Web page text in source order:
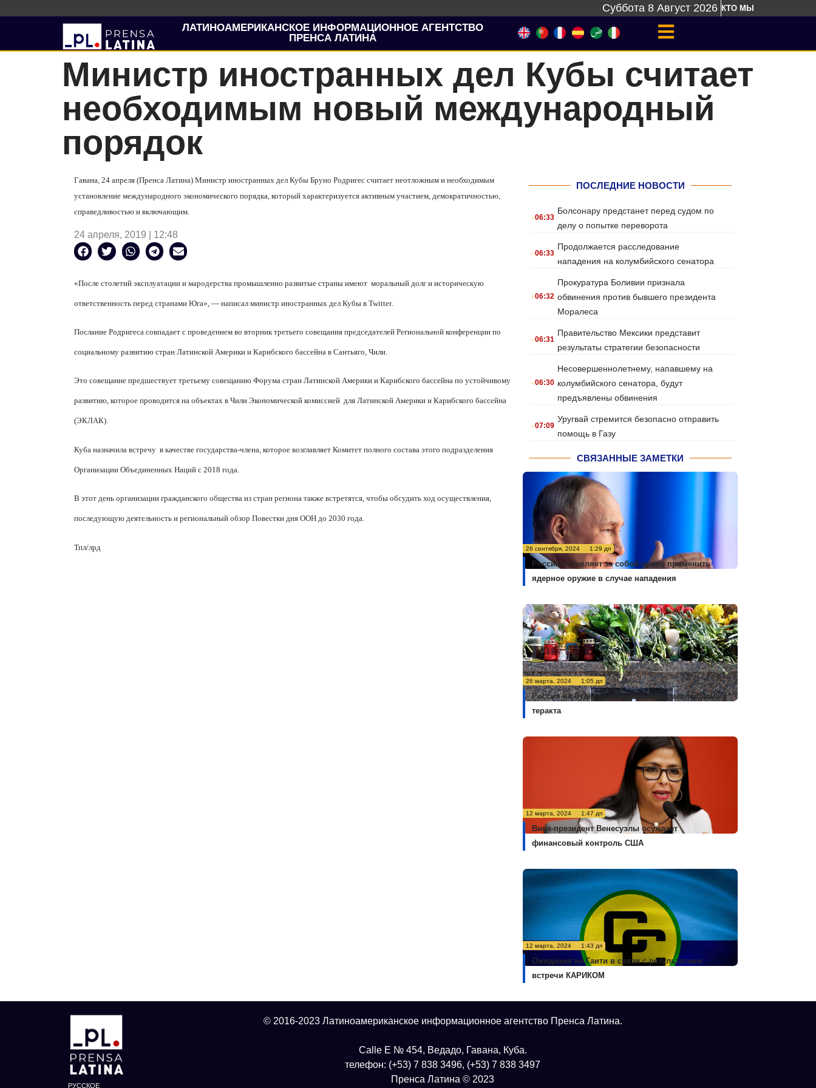
Суббота 8 Август 2026 КТО МЫ
ЛАТИНОАМЕРИКАНСКОЕ ИНФОРМАЦИОННОЕ АГЕНТСТВО
ПРЕНСА ЛАТИНА
Министр иностранных дел Кубы считает
необходимым новый международный
порядок
Гавана, 24 апреля (Пренса Латина) Министр иностранных дел Кубы Бруно Родригес считает неотложным и необходимым
установление международного экономического порядка, который характеризуется активным участием, демократичностью,
справедливостью и включающим.
24 апреля, 2019 | 12:48
«После столетий эксплуатации и мародерства промышленно развитые страны имеют моральный долг и историческую
ответственность перед странами Юга», — написал министр иностранных дел Кубы в Twitter.
Послание Родригеса совпадает с проведением во вторник третьего совещания председателей Региональной конференции по
социальному развитию стран Латинской Америки и Карибского бассейна в Сантьяго, Чили.
Это совещание предшествует третьему совещанию Форума стран Латинской Америки и Карибского бассейна по устойчивому
развитию, которое проводится на объектах в Чили Экономической комиссией для Латинской Америки и Карибского бассейна
(ЭКЛАК).
Куба назначила встречу в качестве государства-члена, которое возглавляет Комитет полного состава этого подразделения
Организации Объединенных Наций с 2018 года.
В этот день организации гражданского общества из стран региона также встретятся, чтобы обсудить ход осуществления,
последующую деятельность и региональный обзор Повестки дня ООН до 2030 года.
Тпл/лрд
ПОСЛЕДНИЕ НОВОСТИ
.06:33
Болсонару предстанет перед судом по
делу о попытке переворота
.06:33
Продолжается расследование
нападения на колумбийского сенатора
.06:32
Прокуратура Боливии признала
обвинения против бывшего президента
Моралеса
.06:31
Правительство Мексики представит
результаты стратегии безопасности
.06:30
Несовершеннолетнему, напавшему на
колумбийского сенатора, будут
предъявлены обвинения
.07:09
Уругвай стремится безопасно отправить
помощь в Газу
СВЯЗАННЫЕ ЗАМЕТКИ
26 сентября, 2024 1:29 дп
Россия оставляет за собой право применить
ядерное оружие в случае нападения
26 марта, 2024 1:05 дп
Россия не будет комментировать расследование
теракта
12 марта, 2024 1:47 дп
Вице-президент Венесуэлы осуждает
финансовый контроль США
12 марта, 2024 1:43 дп
Ожидания на Гаити в связи с результатами
встречи КАРИКОМ
РУССКОЕ
© 2016-2023 Латиноамериканское информационное агентство Пренса Латина.
Calle E № 454, Ведадо, Гавана, Куба.
телефон: (+53) 7 838 3496, (+53) 7 838 3497
Пренса Латина © 2023